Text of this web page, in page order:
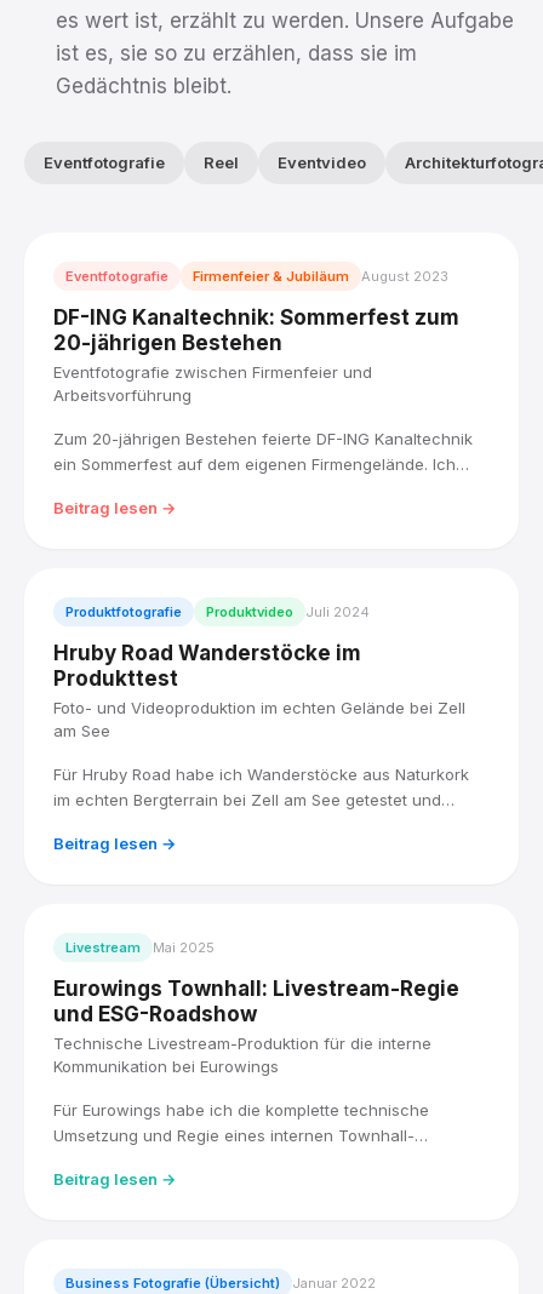
es wert ist, erzählt zu werden. Unsere Aufgabe
ist es, sie so zu erzählen, dass sie im
Gedächtnis bleibt.
Eventfotografie Reel Eventvideo
Eventfotografie Firmenfeier & Jubiläum August 2023
DF-ING Kanaltechnik: Sommerfest zum
20-jährigen Bestehen
Eventfotografie zwischen Firmenfeier und
Arbeitsvorführung
Zum 20-jährigen Bestehen feierte DF-ING Kanaltechnik
ein Sommerfest auf dem eigenen Firmengelände. Ich
dokumentarischen Schwarz-Weiß-Vorführung der
Beitrag lesen →
Produktfotografie Produktvideo Juli 2024
Hruby Road Wanderstöcke im
Produkttest
Foto- und Videoproduktion im echten Gelände bei Zell
am See
Für Hruby Road habe ich Wanderstöcke aus Naturkork
im echten Bergterrain bei Zell am See getestet und
Studio, dafür mit Schotter, Steigung und echtem Wetter.
Beitrag lesen →
Livestream Mai 2025
Eurowings Townhall: Livestream-Regie
und ESG-Roadshow
Technische Livestream-Produktion für die interne
Kommunikation bei Eurowings
Für Eurowings habe ich die komplette technische
Umsetzung und Regie eines internen Townhall-
Mitarbeitende, mit drei Kameras und einem Blackmagic
Beitrag lesen →
Business Fotografie (Übersicht) Januar 2022